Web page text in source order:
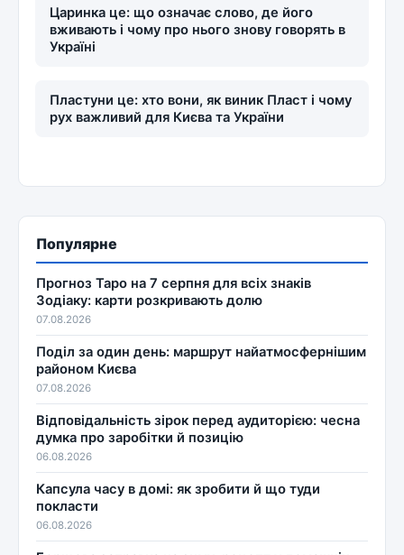
Царинка це: що означає слово, де його
вживають і чому про нього знову говорять в
Україні
Пластуни це: хто вони, як виник Пласт і чому
рух важливий для Києва та України
Популярне
Прогноз Таро на 7 серпня для всіх знаків
Зодіаку: карти розкривають долю
07.08.2026
Поділ за один день: маршрут найатмосфернішим
районом Києва
07.08.2026
Відповідальність зірок перед аудиторією: чесна
думка про заробітки й позицію
06.08.2026
Капсула часу в домі: як зробити й що туди
покласти
06.08.2026